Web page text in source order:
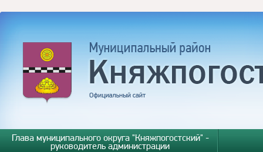
Глава муниципального округа "Княжпогостский" -
руководитель администрации